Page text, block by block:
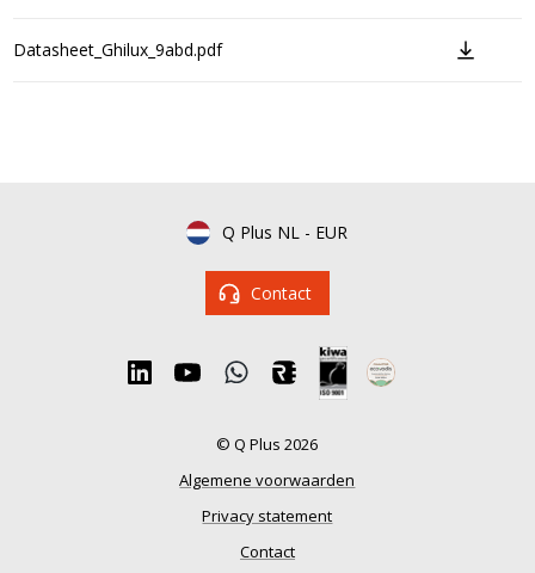
Datasheet_Ghilux_9abd.pdf
Q Plus NL - EUR
Contact
© Q Plus 2026
Algemene voorwaarden
Privacy statement
Contact